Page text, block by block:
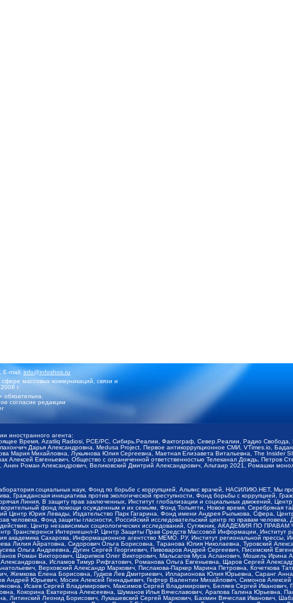
E-mail:info@infoshos.ru
массовых коммуникаций, связи и
г.
согласие редакции
иностранного агента:
Время, Azatliq Radiosi, PCE/PC, Сибирь.Реалии, Фактограф, Север.Реалии, Радио
Дарья Александровна, Medusa Project, Первое антикоррупционное СМИ, VTimes.io,
Мария Михайловна, Лукьянова Юлия Сергеевна, Маетная Елизавета Витальевна, The Insider
Алексей Евгеньевич, Общество с ограниченной ответственностью Телеканал Дождь, Петров
Роман Александрович, Великовский Дмитрий Александрович, Альтаир 2021, Ромашки
социальных наук, Фонд по борьбе с коррупцией, Альянс врачей, НАСИЛИЮ.НЕТ, Мы
Гражданская инициатива против экологической преступности, Фонд борьбы с коррупцией,
Линия, В защиту прав заключенных, Институт глобализации и социальных движений,
фонд помощи осужденным и их семьям, Фонд Тольятти, Новое время, Серебряная
Центр Юрия Левады, Издательство Парк Гагарина, Фонд имени Андрея Рылькова, Сфера,
Фонд защиты гласности, Российский исследовательский центр по правам человека,
Центр независимых социологических исследований, Сутяжник, АКАДЕМИЯ ПО
Трансперенси Интернешнл-Р, Центр Защиты Прав Средств Массовой Информации, Институт
академика Сахарова, Информационное агентство МЕМО. РУ, Институт региональной прессы,
Лилия Айратовна, Сидорович Ольга Борисовна, Таранова Юлия Николаевна, Туровский
Ольга Андреевна, Дугин Сергей Георгиевич, Пивоваров Андрей Сергеевич, Писемский
Роман Викторович, Шарипков Олег Викторович, Мальсагов Муса Асланович, Мошель Ирина
Исламов Тимур Рифгатович, Романова Ольга Евгеньевна, Щаров Сергей
Верховский Александр Маркович, Пислакова-Паркер Марина Петровна, Кочеткова
Жемкова Елена Борисовна, Гудков Лев Дмитриевич, Илларионова Юлия Юрьевна, Саранг
Андрей Юрьевич, Мосин Алексей Геннадьевич, Гефтер Валентин Михайлович, Симонов
Исаев Сергей Владимирович, Максимов Сергей Владимирович, Беляев Сергей Иванович,
Кокорина Екатерина Алексеевна, Шуманов Илья Вячеславович, Арапова Галина Юрьевна,
Литинский Леонид Борисович, Лукашевский Сергей Маркович, Бахмин Вячеслав Иванович,